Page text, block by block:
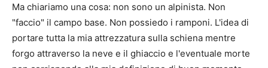
Ma chiariamo una cosa: non sono un alpinista. Non
"faccio" il campo base. Non possiedo i ramponi. L'idea di
portare tutta la mia attrezzatura sulla schiena mentre
forgo attraverso la neve e il ghiaccio e l'eventuale morte